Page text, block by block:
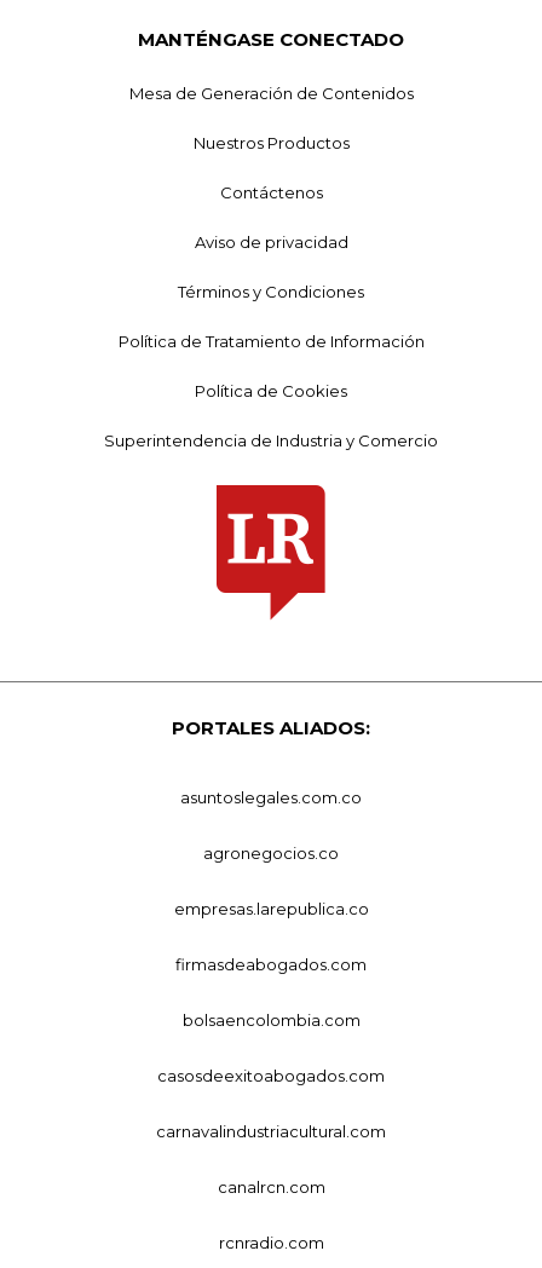
MANTÉNGASE CONECTADO
Mesa de Generación de Contenidos
Nuestros Productos
Contáctenos
Aviso de privacidad
Términos y Condiciones
Política de Tratamiento de Información
Política de Cookies
Superintendencia de Industria y Comercio
PORTALES ALIADOS:
asuntoslegales.com.co
agronegocios.co
empresas.larepublica.co
firmasdeabogados.com
bolsaencolombia.com
casosdeexitoabogados.com
carnavalindustriacultural.com
canalrcn.com
rcnradio.com